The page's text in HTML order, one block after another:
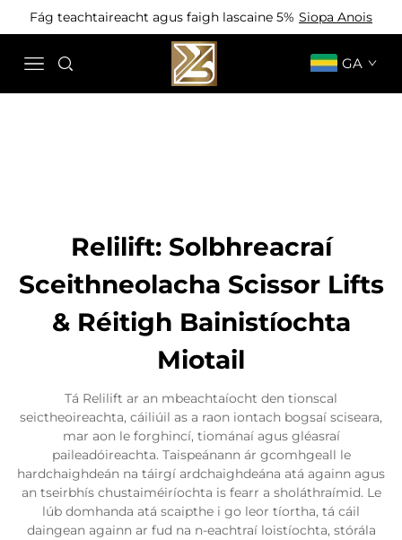
Fág teachtaireacht agus faigh lascaine 5% Siopa Anois
GA
Relilift: Solbhreacraí
Sceithneolacha Scissor Lifts
& Réitigh Bainistíochta
Miotail
Tá Relilift ar an mbeachtaíocht den tionscal
seictheoireachta, cáiliúil as a raon iontach bogsaí sciseara,
mar aon le forghincí, tiománaí agus gléasraí
paileadóireachta. Taispeánann ár gcomhgeall le
hardchaighdeán na táirgí ardchaighdeána atá againn agus
an tseirbhís chustaiméiríochta is fearr a sholáthraímid. Le
lúb domhanda atá scaipthe i go leor tíortha, tá cáil
daingean againn ar fud na n-eachtraí loistíochta, stórála